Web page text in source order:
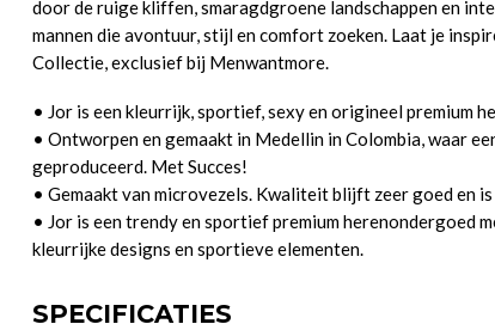
door de ruige kliffen, smaragdgroene landschappen en
mannen die avontuur, stijl en comfort zoeken. Laat je
Collectie, exclusief bij Menwantmore.
• Jor is een kleurrijk, sportief, sexy en origineel premium
• Ontworpen en gemaakt in Medellin in Colombia, waar
geproduceerd. Met Succes!
• Gemaakt van microvezels. Kwaliteit blijft zeer goed en
• Jor is een trendy en sportief premium herenondergoed
kleurrijke designs en sportieve elementen.
SPECIFICATIES